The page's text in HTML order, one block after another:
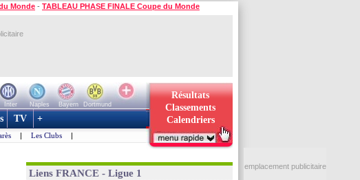
Monde - TABLEAU PHASE FINALE Coupe du Monde
Inter Naples Bayern
Dortmund
Résultats
Classements
Calendriers
TV +
| Les Clubs |
Liens FRANCE - Ligue 1
emplacement publicitaire